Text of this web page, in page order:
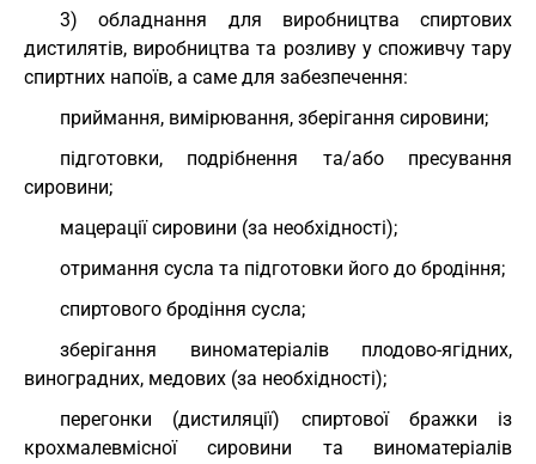
3) обладнання для виробництва спиртових
дистилятів, виробництва та розливу у споживчу тару
спиртних напоїв, а саме для забезпечення:
приймання, вимірювання, зберігання сировини;
підготовки, подрібнення та/або пресування
сировини;
мацерації сировини (за необхідності);
отримання сусла та підготовки його до бродіння;
спиртового бродіння сусла;
зберігання виноматеріалів плодово-ягідних,
виноградних, медових (за необхідності);
перегонки (дистиляції) спиртової бражки із
крохмалевмісної сировини та виноматеріалів